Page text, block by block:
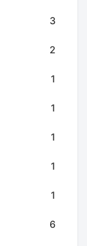
3
2
1
1
1
1
1
6